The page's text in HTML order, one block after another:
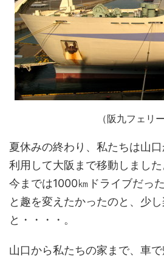
（阪九フェリー
夏休みの終わり、私たちは山口
利用して大阪まで移動しました
今までは1000㎞ドライブだっ
と趣を変えたかったのと、少
と・・・・。
山口から私たちの家まで、車